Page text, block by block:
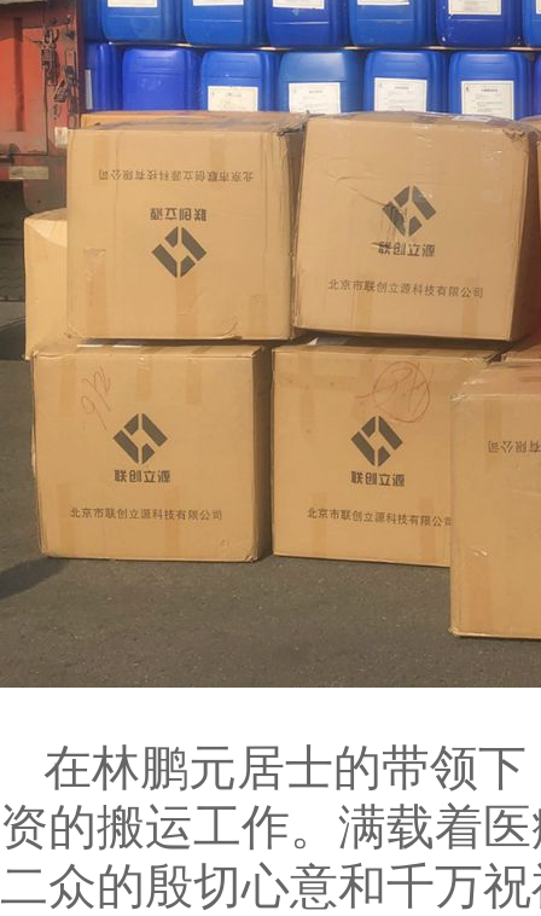
在林鹏元居士的带领
资的搬运工作。满载着
二众的殷切心意和千万